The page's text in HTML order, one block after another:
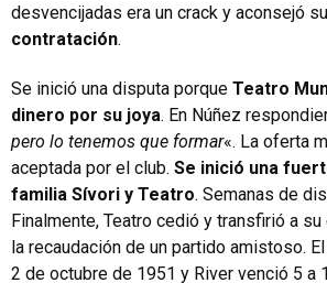
desvencijadas era un crack y aconsejó su
contratación.
Se inició una disputa porque Teatro
dinero por su joya. En Núñez
pero lo tenemos que formar«. La oferta
aceptada por el club. Se inició una
familia Sívori y Teatro. Semanas de
Finalmente, Teatro cedió y transfirió a
la recaudación de un partido amistoso.
2 de octubre de 1951 y River venció 5 a